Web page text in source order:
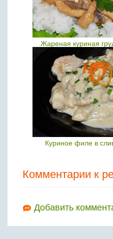
Жареная куриная
Куриное филе в
Комментарии к
Добавить